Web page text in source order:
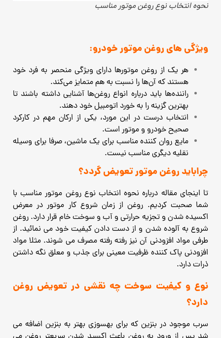
نحوه انتخاب نوع روغن موتور مناسب
ویژگی های روغن موتور خودرو:
هر یک از روغن موتور‌ها دارای ویژگی منحصر به فرد خود
هستند که آن‌ها را نسبت به هم متمایز می‌کند.
راننده‌‌ها باید درباره انواع روغن‌ها آشنایی داشته باشند تا
بهترین گزینه را به خورد اتومبیل خود دهند.
انتخاب درست در این مورد، یکی از ارکان مهم در کارکرد
صحیح خودرو و موتور است.
مایع روان کننده مناسب برای یک ماشین، صرفا برای وسیله
نقلیه دیگری مناسب نیست.
چراباید روغن موتور تعویض گردد؟
تا اینجای مقاله درباره نحوه انتخاب نوع روغن موتور مناسب با
شما صحبت کردیم. روغن از زمان شروع کار موتور در معرض
اکسیده شدن و تجزیه حرارتی و آب و سوخت خام قرار دارد. روغن
شروع به آلوده شدن و از دست دادن کیفیت خود می نمائید. از
طرفی مواد افزودنی آن نیز رفته رفته مصرف می شوند. مثلا مواد
افزودنی پاک کننده ظرفیت معینی برای جذب و معلق نگه داشتن
ذرات دارد.
نوع و کیفیت سوخت چه نقشی در تعویض روغن
دارد؟
سرب موجود در بنزین که برای بهسوزی بهتر به بنزین اضافه می